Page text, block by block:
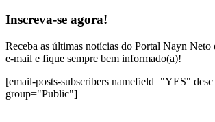
Inscreva-se agora!
Receba as últimas notícias do Portal Nayn Neto
e-mail e fique sempre bem informado(a)!
[email-posts-subscribers namefield="YES"
group="Public"]